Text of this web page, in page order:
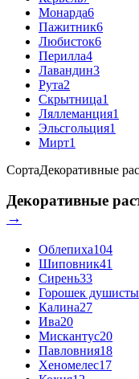
Монарда6
Пажитник6
Любисток6
Перилла4
Лавандин3
Рута2
Скрытница1
Ляллеманция1
Эльсгольция1
Мирт1
СортаДекоративные
Декоративные
→
Облепиха104
Шиповник41
Сирень33
Горошек
Калина27
Ива20
Мискантус20
Павловния18
Хеномелес17